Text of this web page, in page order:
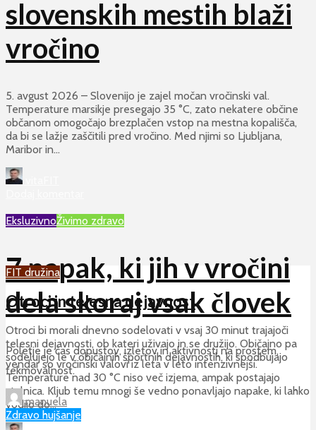
slovenskih mestih blaži
vročino
5. avgust 2026 – Slovenijo je zajel močan vročinski val.
Temperature marsikje presegajo 35 °C, zato nekatere občine
občanom omogočajo brezplačen vstop na mestna kopališča,
da bi se lažje zaščitili pred vročino. Med njimi so Ljubljana,
Maribor in...
EksluzivnoŽivimo zdravo
7 napak, ki jih v vročini
dela skoraj vsak človek
Poletje je čas dopustov, izletov in aktivnosti na prostem,
vendar so vročinski valovi iz leta v leto intenzivnejši.
Temperature nad 30 °C niso več izjema, ampak postajajo
stalnica. Kljub temu mnogi še vedno ponavljajo napake, ki lahko
vodijo do...
FIT družina
Otroci in telesna dejavnost
Otroci bi morali dnevno sodelovati v vsaj 30 minut trajajoči
telesni dejavnosti, ob kateri uživajo in se družijo. Običajno pa
sodelujejo le v običajnih športnih dejavnostih, ki spodbujajo
tekmovalnost.
manuela
Zdravo hujšanje